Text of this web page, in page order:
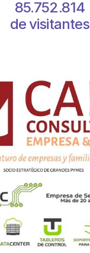
85.752.814
de visitantes